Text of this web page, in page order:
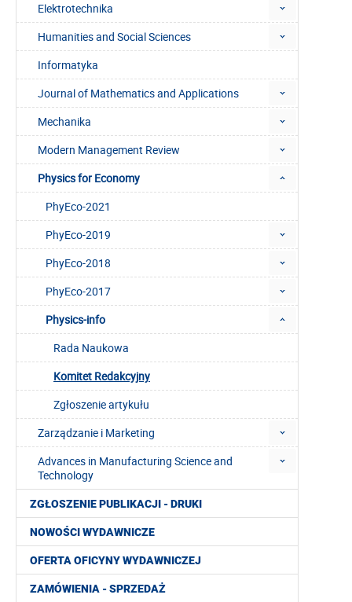
Elektrotechnika
Humanities and Social Sciences
Informatyka
Journal of Mathematics and Applications
Mechanika
Modern Management Review
Physics for Economy
PhyEco-2021
PhyEco-2019
PhyEco-2018
PhyEco-2017
Physics-info
Rada Naukowa
Komitet Redakcyjny
Zgłoszenie artykułu
Zarządzanie i Marketing
Advances in Manufacturing Science and
Technology
ZGŁOSZENIE PUBLIKACJI - DRUKI
NOWOŚCI WYDAWNICZE
OFERTA OFICYNY WYDAWNICZEJ
ZAMÓWIENIA - SPRZEDAŻ